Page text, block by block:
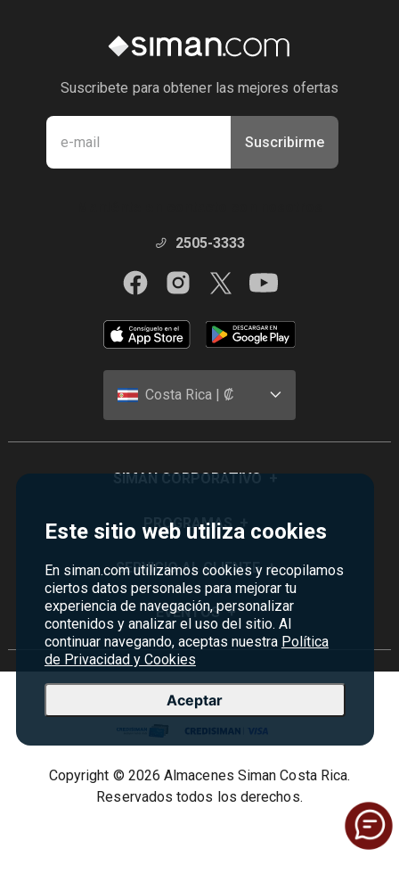
Este sitio web utiliza cookies
En siman.com utilizamos cookies y recopilamos
ciertos datos personales para mejorar tu
experiencia de navegación, personalizar
contenidos y analizar el uso del sitio. Al
continuar navegando, aceptas nuestra Política
de Privacidad y Cookies
Aceptar
Suscribete para obtener las mejores ofertas
Suscribirme
2505-3333
Costa Rica | ₡
SIMAN CORPORATIVO +
Quiénes Somos
Historia
Sucursales
Servicios
Empleos Siman
PROGRAMAS +
Monedero
Certificados de Regalo
Siman PRO
Credisiman
SERVICIO AL CLIENTE +
Preguntas Frecuentes
Política de devoluciones y garantías
Contáctenos
Seguridad del sitio
Política de Privacidad
Términos y condiciones
EVENTOS +
Rebajas
Madres
Copyright © 2026 Almacenes Siman Costa Rica.
Reservados todos los derechos.